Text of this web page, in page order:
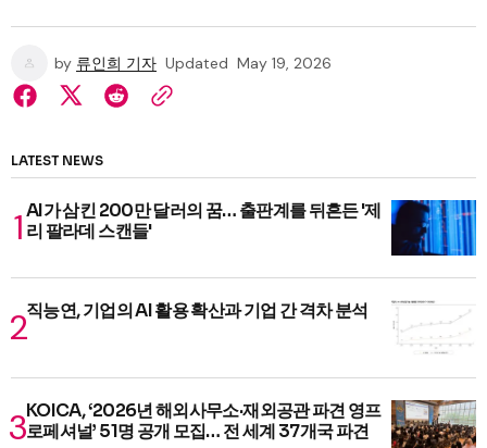
by 류인희 기자 Updated May 19, 2026
LATEST NEWS
AI가 삼킨 200만 달러의 꿈… 출판계를 뒤흔든 '제
리 팔라데 스캔들'
직능연, 기업의 AI 활용 확산과 기업 간 격차 분석
KOICA, ‘2026년 해외사무소·재외공관 파견 영프
로페셔널’ 51명 공개 모집… 전 세계 37개국 파견